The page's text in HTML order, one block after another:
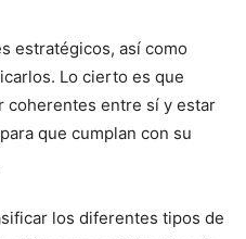
estratégicos, así como
Lo cierto es que
coherentes entre sí y estar
que cumplan con su
los diferentes tipos de